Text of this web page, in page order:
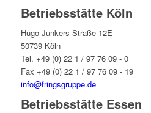
Betriebsstätte Köln
Hugo-Junkers-Straße 12E
50739 Köln
Tel. +49 (0) 22 1 / 97 76 09 - 0
Fax +49 (0) 22 1 / 97 76 09 - 19
info@fringsgruppe.de
Betriebsstätte Essen